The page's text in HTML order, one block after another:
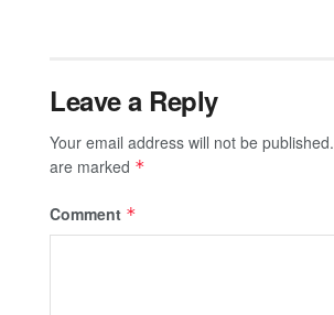
Leave a Reply
Your email address will not be published.
are marked *
Comment *